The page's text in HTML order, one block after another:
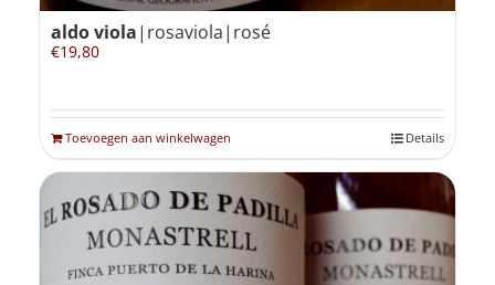
Zoeken
naar:
aldo viola|rosaviola|rosé
€19,80
Toevoegen aan winkelwagen Details